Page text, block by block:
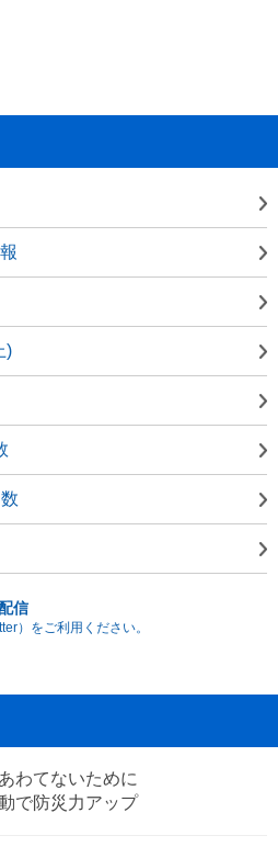
)
信
）をご利用ください。
わてないために
で防災力アップ